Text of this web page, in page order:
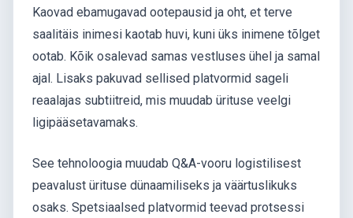
Kaovad ebamugavad ootepausid ja oht, et terve
saalitäis inimesi kaotab huvi, kuni üks inimene tõlget
ootab. Kõik osalevad samas vestluses ühel ja samal
ajal. Lisaks pakuvad sellised platvormid sageli
reaalajas subtiitreid, mis muudab ürituse veelgi
ligipääsetavamaks.
See tehnoloogia muudab Q&A-vooru logistilisest
peavalust ürituse dünaamiliseks ja väärtuslikuks
osaks. Spetsiaalsed platvormid teevad protsessi